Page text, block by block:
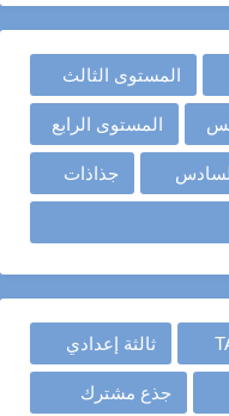
المستوى الثالث
المستوى الرابع
جذاذات
ثالثة إعدادي
جذع مشترك